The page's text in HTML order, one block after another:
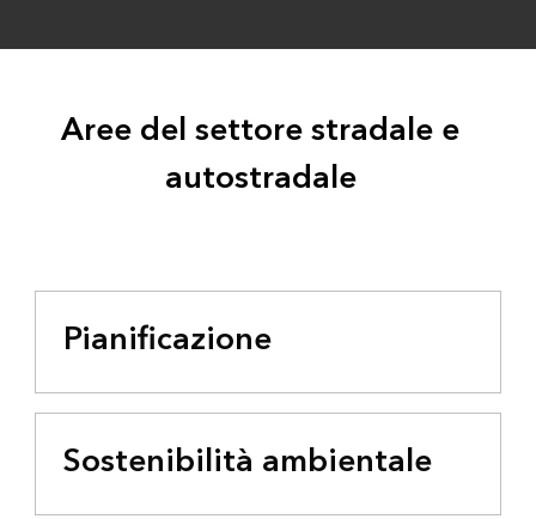
Aree del settore stradale e
autostradale
Pianificazione
Sostenibilità ambientale